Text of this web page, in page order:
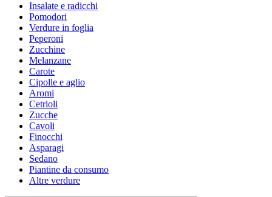
Insalate e radicchi
Pomodori
Verdure in foglia
Peperoni
Zucchine
Melanzane
Carote
Cipolle e aglio
Aromi
Cetrioli
Zucche
Cavoli
Finocchi
Asparagi
Sedano
Piantine da consumo
Altre verdure